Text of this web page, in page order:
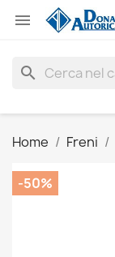

search
Home Freni
-50%